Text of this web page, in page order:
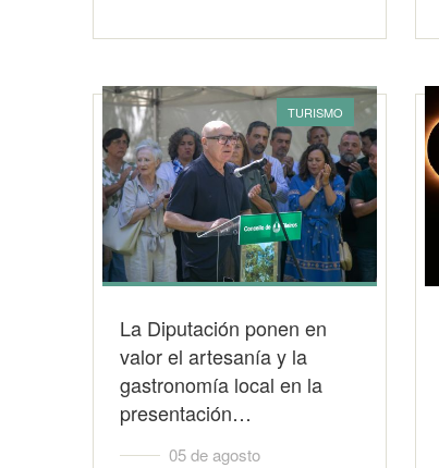
TURISMO
La Diputación ponen en
valor el artesanía y la
gastronomía local en la
presentación…
05 de agosto